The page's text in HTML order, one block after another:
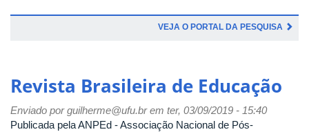
VEJA O PORTAL DA PESQUISA
Revista Brasileira de Educação
Enviado porguilherme@ufu.brem ter, 03/09/2019 - 15:40
Publicada pela ANPEd - Associação Nacional de Pós-